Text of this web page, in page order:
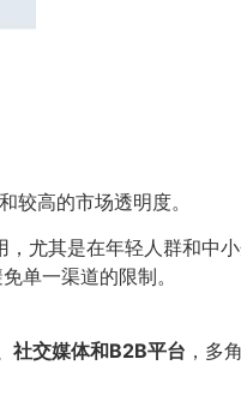
较高的市场透明度。
，尤其是在年轻人群和中小
单一渠道的限制。
社交媒体和B2B平台 ，多